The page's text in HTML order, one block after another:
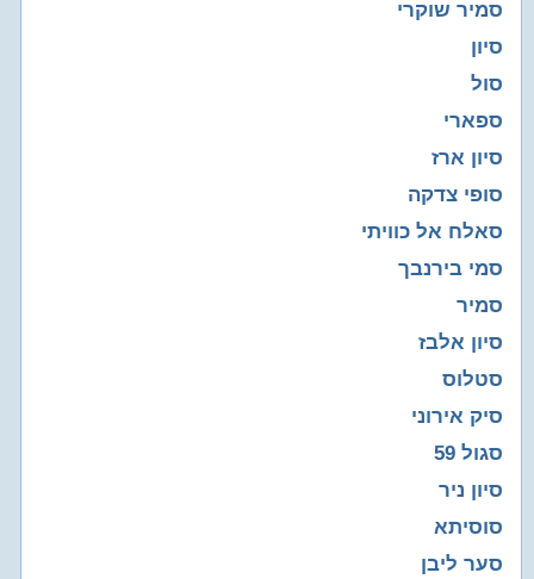
סמיר שוקרי
סיון
סול
ספארי
סיון ארז
סופי צדקה
סאלח אל כוויתי
סמי בירנבך
סמיר
סיון אלבז
סטלוס
סיק אירוני
סגול 59
סיון ניר
סוסיתא
סער ליבן